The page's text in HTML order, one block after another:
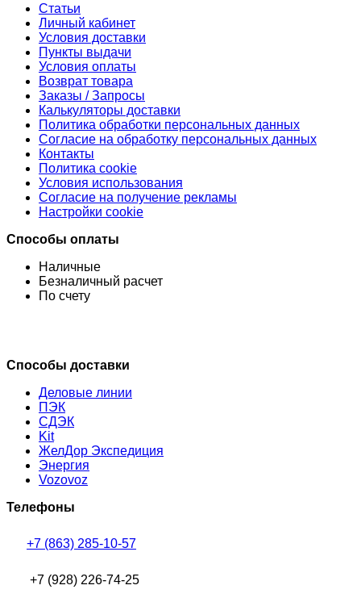
Статьи
Личный кабинет
Условия доставки
Пункты выдачи
Условия оплаты
Возврат товара
Заказы / Запросы
Калькуляторы доставки
Политика обработки персональных данных
Согласие на обработку персональных данных
Контакты
Политика cookie
Условия использования
Согласие на получение рекламы
Настройки cookie
Способы оплаты
Наличные
Безналичный расчет
По счету
Способы доставки
Деловые линии
ПЭК
СДЭК
Kit
ЖелДор Экспедиция
Энергия
Vozovoz
Телефоны
+7 (863) 285-10-57
+7 (928) 226-74-25